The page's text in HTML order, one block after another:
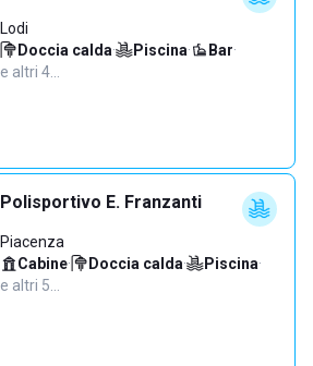
Lodi
Doccia calda· Piscina· Bar·
e altri 4…
Polisportivo E. Franzanti
Piacenza
Cabine· Doccia calda· Piscina·
e altri 5…